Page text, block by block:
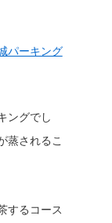
パーキング
ングでし
蒸されるこ
するコース